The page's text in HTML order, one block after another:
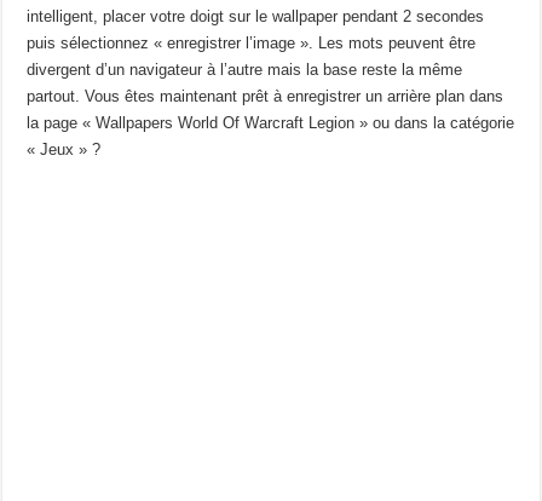
intelligent, placer votre doigt sur le wallpaper pendant 2 secondes
puis sélectionnez « enregistrer l’image ». Les mots peuvent être
divergent d’un navigateur à l’autre mais la base reste la même
partout. Vous êtes maintenant prêt à enregistrer un arrière plan dans
la page « Wallpapers World Of Warcraft Legion » ou dans la catégorie
« Jeux » ?